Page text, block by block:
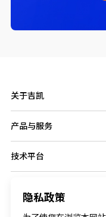
隐私政策
关于吉凯
产品与服务
技术平台
Follow us on